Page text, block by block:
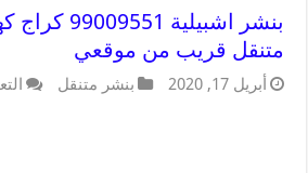
بنشر اشبيلية
متنقل قريب من موقعي
أبريل 17, 2020 بنشر متنقل